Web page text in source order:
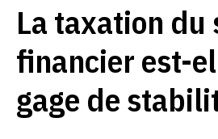
La taxation du
financier est-
gage de